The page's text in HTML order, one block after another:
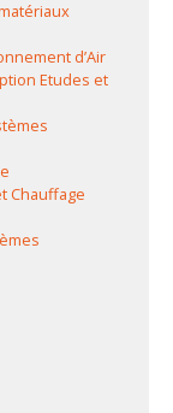
d’Air
Etudes et
Chauffage